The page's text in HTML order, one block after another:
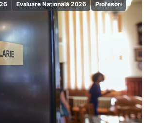
Evaluare Națională 2026
Profesori